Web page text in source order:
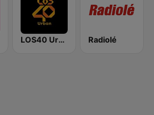
LOS40 Urban Radiolé